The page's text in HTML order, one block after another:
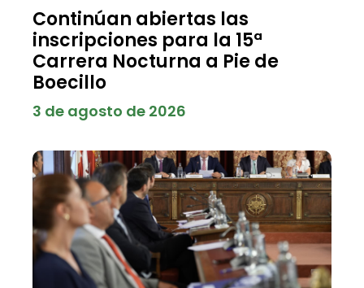
Continúan abiertas las
inscripciones para la 15ª
Carrera Nocturna a Pie de
Boecillo
3 de agosto de 2026